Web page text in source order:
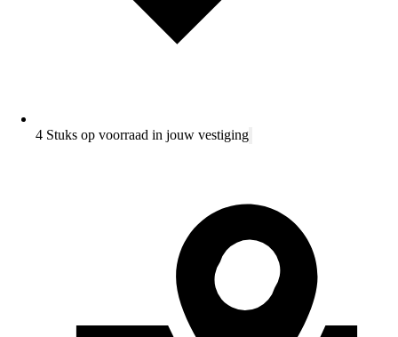
4 Stuks op voorraad in jouw vestiging